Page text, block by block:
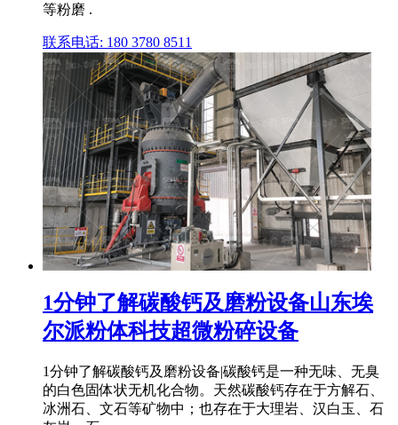
等粉磨 .
联系电话: 180 3780 8511
1分钟了解碳酸钙及磨粉设备山东埃
尔派粉体科技超微粉碎设备
1分钟了解碳酸钙及磨粉设备|碳酸钙是一种无味、无臭
的白色固体状无机化合物。天然碳酸钙存在于方解石、
冰洲石、文石等矿物中；也存在于大理岩、汉白玉、石